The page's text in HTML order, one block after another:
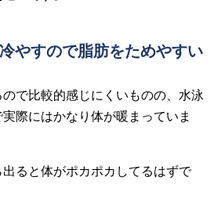
やすので脂肪をためやすい
で比較的感じにくいものの、水泳
際にはかなり体が暖まっていま
ると体がポカポカしてるはずで